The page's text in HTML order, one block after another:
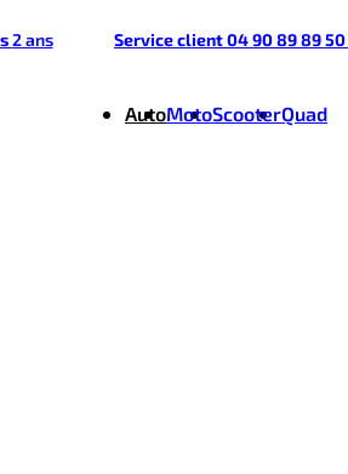
2 ans Service client 04 90 89 89 50
AutoMotoScooterQuad